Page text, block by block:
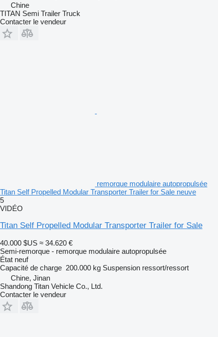
Chine
TITAN Semi Trailer Truck
Contacter le vendeur
remorque modulaire autopropulsée
Titan Self Propelled Modular Transporter Trailer for Sale neuve
5
VIDÉO
Titan Self Propelled Modular Transporter Trailer for Sale
40.000 $US ≈ 34.620 €
Semi-remorque - remorque modulaire autopropulsée
État neuf
Capacité de charge 200.000 kg Suspension ressort/ressort
Chine, Jinan
Shandong Titan Vehicle Co., Ltd.
Contacter le vendeur